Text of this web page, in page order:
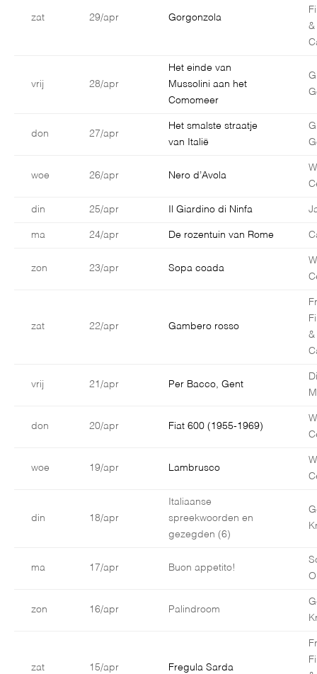
zat 29/apr Gorgonzola
&
vrij 28/apr
Het einde van
Mussolini aan het
Comomeer
don 27/apr
Het smalste straatje
van Italië
woe 26/apr Nero d’Avola
din 25/apr Il Giardino di Ninfa
ma 24/apr De rozentuin van Rome
zon 23/apr Sopa coada
zat 22/apr Gambero rosso
&
vrij 21/apr Per Bacco, Gent
don 20/apr Fiat 600 (1955-1969)
woe 19/apr Lambrusco
din 18/apr
Italiaanse
spreekwoorden en
gezegden (6)
ma 17/apr Buon appetito!
zon 16/apr Palindroom
zat 15/apr Fregula Sarda